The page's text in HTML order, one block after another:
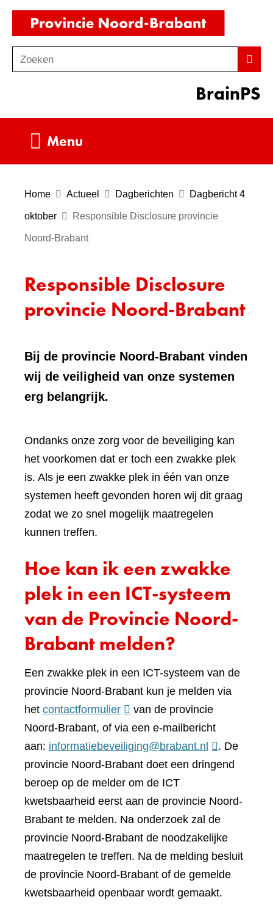
Ga
de
inhoud
o
Zoeken
BrainPS
Menu
Home Actueel Dagberichten Dagbericht 4
oktober Responsible Disclosure provincie
Noord-Brabant
Responsible Disclosure
provincie Noord-Brabant
Bij de provincie Noord-Brabant vinden
wij de veiligheid van onze systemen
erg belangrijk.
Ondanks onze zorg voor de beveiliging kan
het voorkomen dat er toch een zwakke plek
is. Als je een zwakke plek in één van onze
systemen heeft gevonden horen wij dit graag
zodat we zo snel mogelijk maatregelen
kunnen treffen.
Hoe kan ik een zwakke
plek in een ICT-systeem
van de Provincie Noord-
Brabant melden?
Een zwakke plek in een ICT-systeem van de
provincie Noord-Brabant kun je melden via
het contactformulier(verwijst
naar
een
andere
website)
van de provincie
Noord-Brabant, of via een e-mailbericht
aan: informatiebeveiliging@brabant.nl
. De
provincie Noord-Brabant doet een dringend
beroep op de melder om de ICT
kwetsbaarheid eerst aan de provincie Noord-
Brabant te melden. Na onderzoek zal de
provincie Noord-Brabant de noodzakelijke
maatregelen te treffen. Na de melding besluit
de provincie Noord-Brabant of de gemelde
kwetsbaarheid openbaar wordt gemaakt.